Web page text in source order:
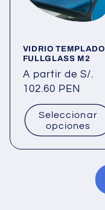
VIDRIO TEMPLADO
FULLGLASS M2
Precio
habitual
A partir de S/.
102.60 PEN
Seleccionar
opciones